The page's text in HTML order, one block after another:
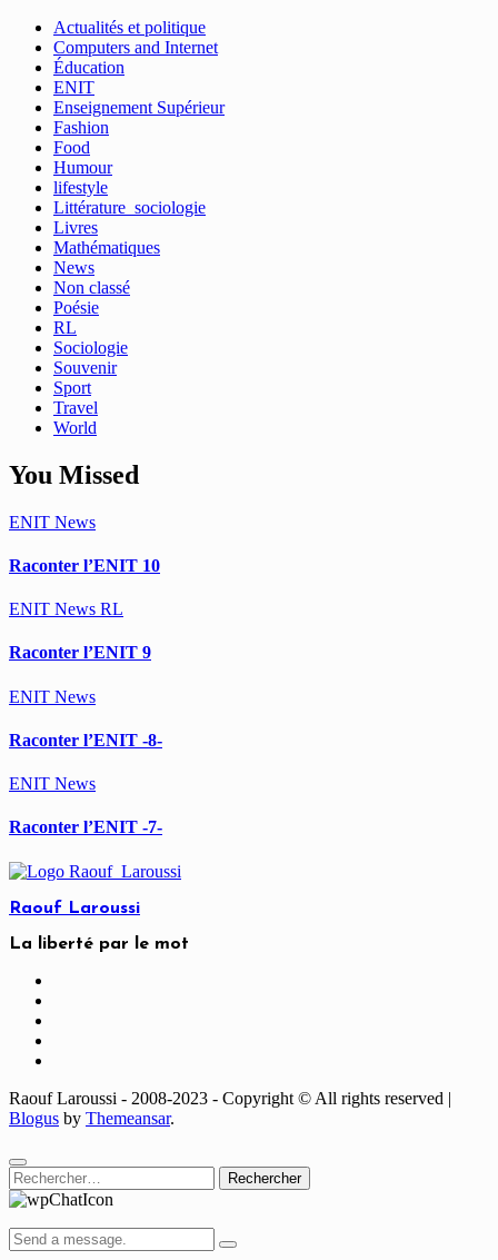
Actualités et politique
Computers and Internet
Éducation
ENIT
Enseignement Supérieur
Fashion
Food
Humour
lifestyle
Littérature_sociologie
Livres
Mathématiques
News
Non classé
Poésie
RL
Sociologie
Souvenir
Sport
Travel
World
You Missed
ENIT News
Raconter l’ENIT 10
ENIT News RL
Raconter l’ENIT 9
ENIT News
Raconter l’ENIT -8-
ENIT News
Raconter l’ENIT -7-
Raouf Laroussi
La liberté par le mot
Raouf Laroussi - 2008-2023 - Copyright © All rights reserved |
Blogus by Themeansar.
Rechercher :